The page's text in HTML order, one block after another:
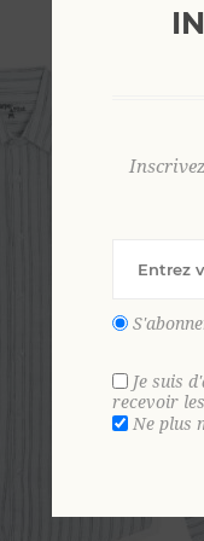
Je suis
recevoir
Ne plus